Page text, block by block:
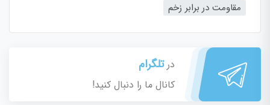
مقاومت در برابر زخم
درتلگرام
کانال ما را دنبال کنید!